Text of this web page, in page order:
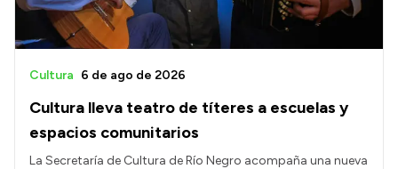
Boletín Oficial
Compras y licitaciones
Consulta de expedientes
Convocatorias
Intranet
Cultura lleva teatro de títeres a escuelas y
espacios comunitarios
Cultura 6 de ago de 2026
La Secretaría de Cultura de Río Negro acompaña una nueva